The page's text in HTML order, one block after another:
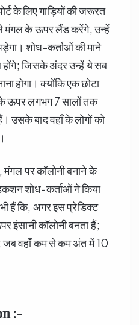
के लिए गाड़ियों की जरूरत
मंगल के ऊपर लैंड करेंगे, उन्हें
शोध-कर्ताओं की माने
जिसके अंदर उन्हें ये सब
होगा। क्योंकि एक छोटा
ऊपर लगभग 7 सालों तक
उसके बाद वहाँ के लोगों को
पर कॉलोनी बनाने के
शोध-कर्ताओं ने किया
हैं कि, अगर इस प्रेडिक्ट
इंसानी कॉलोनी बनता हैं;
जब वहाँ कम से कम अंत में 10
:-